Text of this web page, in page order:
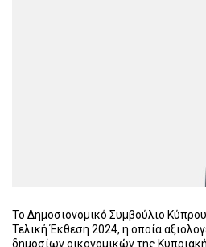
Το Δημοσιονομικό Συμβούλιο
Τελική Έκθεση 2024, η οποία
δημοσίων οικονομικών της